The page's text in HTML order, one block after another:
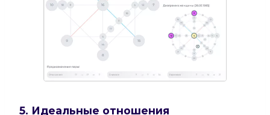
5. Идеальные отношения